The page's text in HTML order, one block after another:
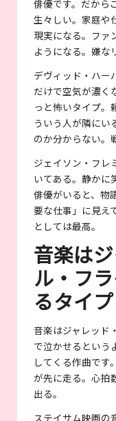
俳優です。だから
生々しい。家庭や
現実になる。ファ
ようになる。嫌な
デヴィッド・ハー
だけで空気が濃く
っと怖いタイプ。
ういう人が隣にい
のか分からない。
ジェイソン・フレ
いてある。静かに
俳優がいると、物
要な仕事」に見え
としては最高。
音楽は
ル・フ
るタイプ
音楽はジャレッド
で泣かせるという
してくる作曲です
が先に走る。心拍
出る。
ステイサム映画の